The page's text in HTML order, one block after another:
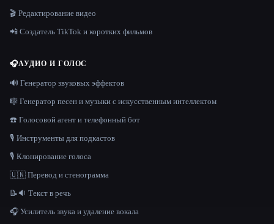
🎬 Редактирование видео
📲 Создатель TikTok и коротких фильмов
🎧АУДИО И ГОЛОС
🔊 Генератор звуковых эффектов
🎼 Генератор песен и музыки с искусственным интеллектом
☎️ Голосовой агент и телефонный бот
🎙️ Инструменты для подкастов
🎙️ Клонирование голоса
🇺🇳 Перевод и стенограмма
📝🔉 Текст в речь
🎧 Усилитель звука и удаление вокала